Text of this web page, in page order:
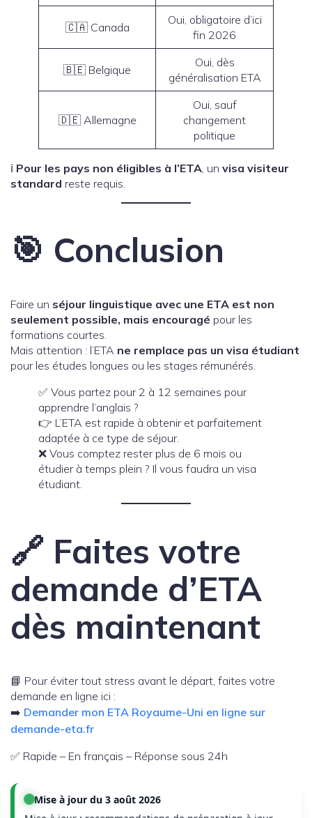
🇨🇦 Canada
Oui, obligatoire d’ici
fin 2026
🇧🇪 Belgique
Oui, dès
généralisation ETA
🇩🇪 Allemagne
Oui, sauf
changement
politique
ℹ️ Pour les pays non éligibles à l’ETA , un visa visiteur
standard reste requis.
🎯 Conclusion
Faire un séjour linguistique avec une ETA est non
seulement possible, mais encouragé pour les
formations courtes.
Mais attention : l’ETA ne remplace pas un visa étudiant
pour les études longues ou les stages rémunérés.
✅ Vous partez pour 2 à 12 semaines pour
apprendre l’anglais ?
👉 L’ETA est rapide à obtenir et parfaitement
adaptée à ce type de séjour.
❌ Vous comptez rester plus de 6 mois ou
étudier à temps plein ? Il vous faudra un visa
étudiant.
🔗 Faites votre
demande d’ETA
dès maintenant
📘 Pour éviter tout stress avant le départ, faites votre
demande en ligne ici :
➡️ Demander mon ETA Royaume-Uni en ligne sur
demande-eta.fr
✅ Rapide – En français – Réponse sous 24h
Mise à jour du 3 août 2026